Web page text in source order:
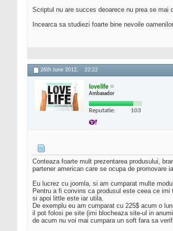
Scriptul nu are succes deoarece nu prea se
Incearca sa studiezi foarte bine nevoile
26th June 2012, 22:22
lovelife
Ambasador
Reputatie: 103
Conteaza foarte mult prezentarea produsului,
partener american care se ocupa de promovare
Eu lucrez cu joomla, si am cumparat multe
Pentru a fi convins ca produsul este ceea ce
si apoi little este iar utila.
De exemplu eu am cumparat cu 225$ acum o
il pot folosi pe site (imi blocheaza site-ul in
de acum nu voi mai cumpara un soft fara sa